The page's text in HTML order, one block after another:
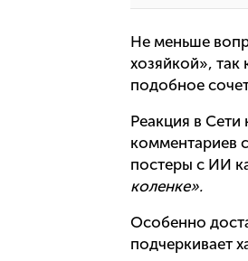
Не меньше
хозяйкой», так
подобное
Реакция в
комментариев
постеры с ИИ
коленке».
Особенно
подчеркивает